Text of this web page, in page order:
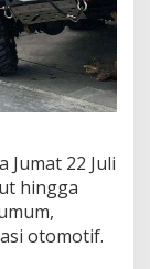
Jumat 22 Juli
hingga
otomotif.